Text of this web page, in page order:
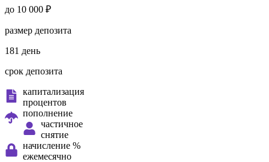
до 10 000 ₽
размер депозита
181 день
срок депозита
капитализация
процентов
пополнение
частичное
снятие
начисление %
ежемесячно